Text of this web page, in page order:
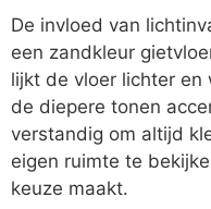
De invloed van
een zandkleur
lijkt de vloer lichter
de diepere tonen
verstandig om altijd
eigen ruimte te
keuze maakt.